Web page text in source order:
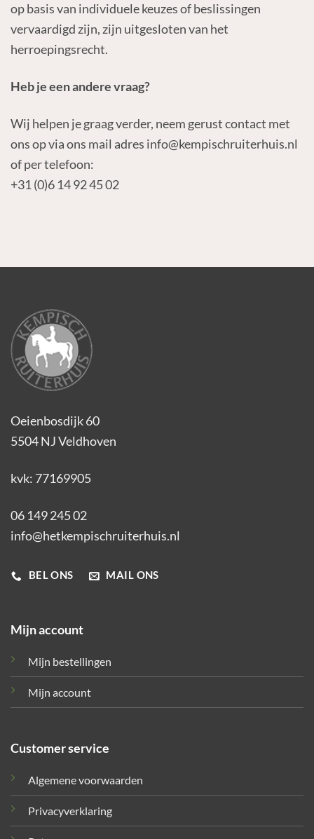
op basis van individuele keuzes of beslissingen
vervaardigd zijn, zijn uitgesloten van het
herroepingsrecht.
Heb je een andere vraag?
Wij helpen je graag verder, neem gerust contact met
ons op via ons mail adres info@kempischruiterhuis.nl
of per telefoon:
+31 (0)6 14 92 45 02
Oeienbosdijk 60
5504 NJ Veldhoven
kvk: 77169905
06 149 245 02
info@hetkempischruiterhuis.nl
BEL ONS MAIL ONS
Mijn account
Mijn bestellingen
Mijn account
Customer service
Algemene voorwaarden
Privacyverklaring